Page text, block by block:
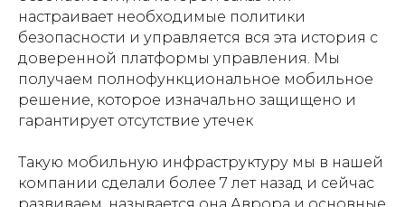
настраивает необходимые политики
безопасности и управляется вся эта история с
доверенной платформы управления. Мы
получаем полнофункциональное мобильное
решение, которое изначально защищено и
гарантирует отсутствие утечек
Такую мобильную инфраструктуру мы в нашей
компании сделали более 7 лет назад и сейчас